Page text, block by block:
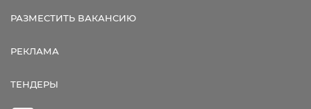
РАЗМЕСТИТЬ ВАКАНСИЮ
РЕКЛАМА
ТЕНДЕРЫ